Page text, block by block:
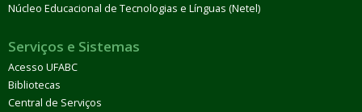
Núcleo Educacional de Tecnologias e Línguas (Netel)
Serviços e Sistemas
Acesso UFABC
Bibliotecas
Central de Serviços